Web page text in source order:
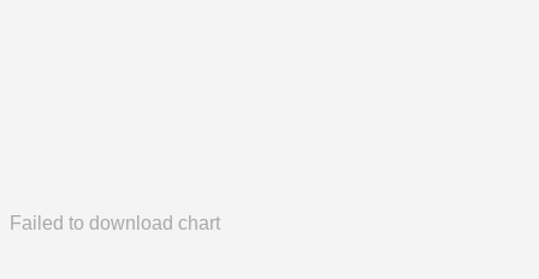
Failed to download chart